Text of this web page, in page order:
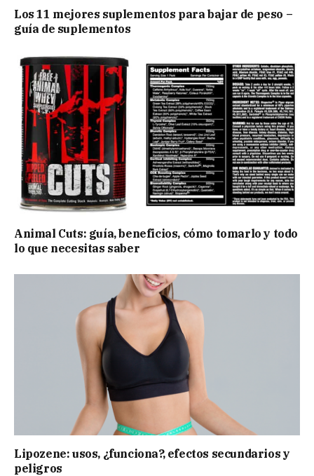
Los 11 mejores suplementos para bajar de peso –
guía de suplementos
Animal Cuts: guía, beneficios, cómo tomarlo y todo
lo que necesitas saber
Lipozene: usos, ¿funciona?, efectos secundarios y
peligros